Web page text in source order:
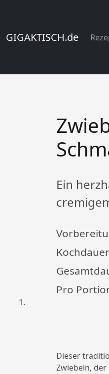
GIGAKTISCH.de
Ein
Pro
Dieser
Zwiebeln,